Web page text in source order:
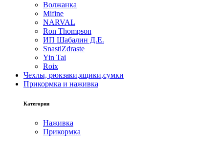
Волжанка
Mifine
NARVAL
Ron Thompson
ИП Шабалин Д.Е.
SnastiZdraste
Yin Tai
Roix
Чехлы, рюкзаки,ящики,сумки
Прикормка и наживка
Категории
Наживка
Прикормка